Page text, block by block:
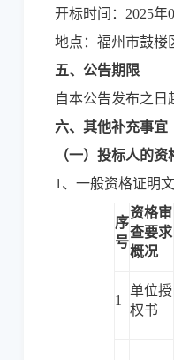
开标时间：2025年
地点：福州市鼓楼
五、公告期限
自本公告发布之日
六、其他补充事宜
（一） 投标人的资
1、一般资格证明
序
号
资格审
查要求
概况
1
单位授
权书